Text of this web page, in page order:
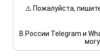
⚠️ Пожалуйста,
В России Telegram и